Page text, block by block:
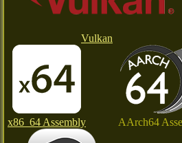
Vulkan
x86_64 Assembly AArch64